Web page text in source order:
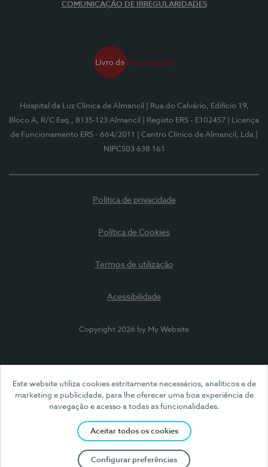
Este website utiliza cookies estritamente necessários, analíticos e de
marketing e publicidade, para lhe oferecer uma boa experiência de
navegação e acesso a todas as funcionalidades.
Aceitar todos os cookies
Configurar preferências
COMUNICAÇÃO DE IRREGULARIDADES
Hospital da Luz Clínica de Almancil
| Rua do Calvário, Edifício 19,
Bloco A, R/C Esq., 8135-123 Almancil
| Registo ERS - E102457
| Licença
de Funcionamento ERS - 664/2011
| Centro Clínico de Almancil, Lda
NIPC503 638 161
Política de privacidade
Política de Cookies
Termos de utilização
Acessibilidade
Copyright 2026 by My Website